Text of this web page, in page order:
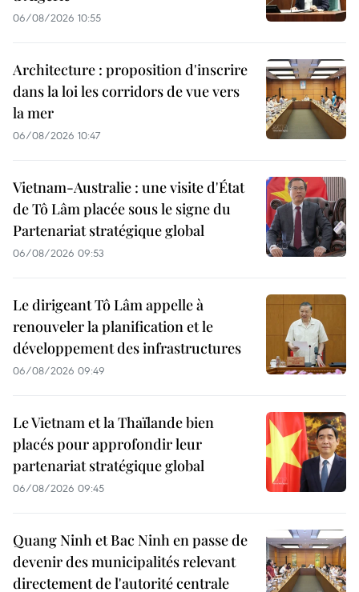
06/08/2026 10:55
Architecture : proposition d'inscrire
dans la loi les corridors de vue vers
la mer
06/08/2026 10:47
Vietnam-Australie : une visite d'État
de Tô Lâm placée sous le signe du
Partenariat stratégique global
06/08/2026 09:53
Le dirigeant Tô Lâm appelle à
renouveler la planification et le
développement des infrastructures
06/08/2026 09:49
Le Vietnam et la Thaïlande bien
placés pour approfondir leur
partenariat stratégique global
06/08/2026 09:45
Quang Ninh et Bac Ninh en passe de
devenir des municipalités relevant
directement de l'autorité centrale